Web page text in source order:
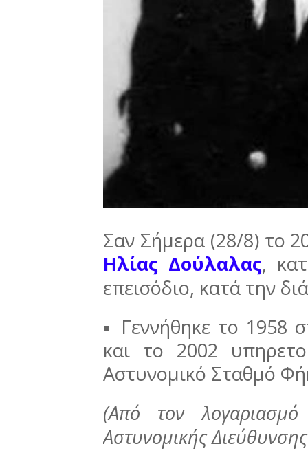
Σαν Σήμερα (28/8) το
Ηλίας Δούλαλας,
επεισόδιο, κατά την
▪ Γεννήθηκε το 1958
και το 2002
Αστυνομικό Σταθμό
(Από τον λογαριασμό
Αστυνομικής